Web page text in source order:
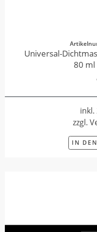
Universal-
80 ml
inkl.
zzgl.
IN